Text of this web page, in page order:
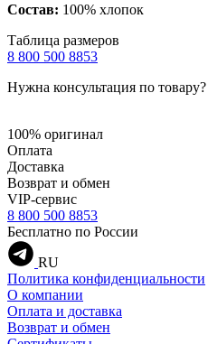
Состав: 100% хлопок
Таблица размеров
8 800 500 8853
Нужна консультация по товару?
100% оригинал
Оплата
Доставка
Возврат и обмен
VIP-сервис
8 800 500 8853
Бесплатно по России
RU
Политика конфиденциальности
О компании
Оплата и доставка
Возврат и обмен